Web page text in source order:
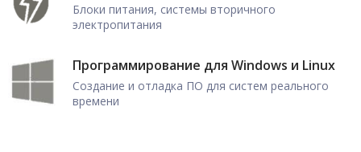
Блоки питания, системы вторичного
электропитания
Программирование для Windows и Linux
Создание и отладка ПО для систем реального
времени